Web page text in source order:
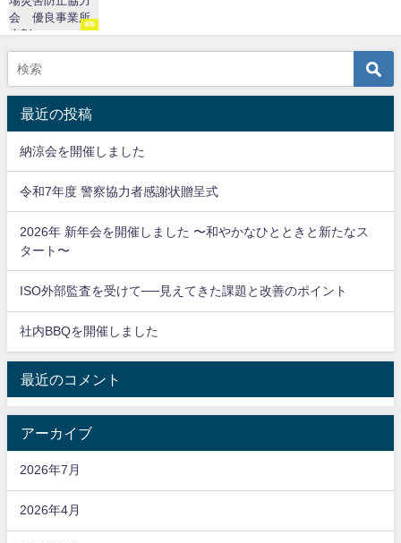
表彰
最近の投稿
納涼会を開催しました
令和7年度 警察協力者感謝状贈呈式
2026年 新年会を開催しました 〜和やかなひとときと新たなス
タート〜
ISO外部監査を受けて──見えてきた課題と改善のポイント
社内BBQを開催しました
最近のコメント
アーカイブ
2026年7月
2026年4月